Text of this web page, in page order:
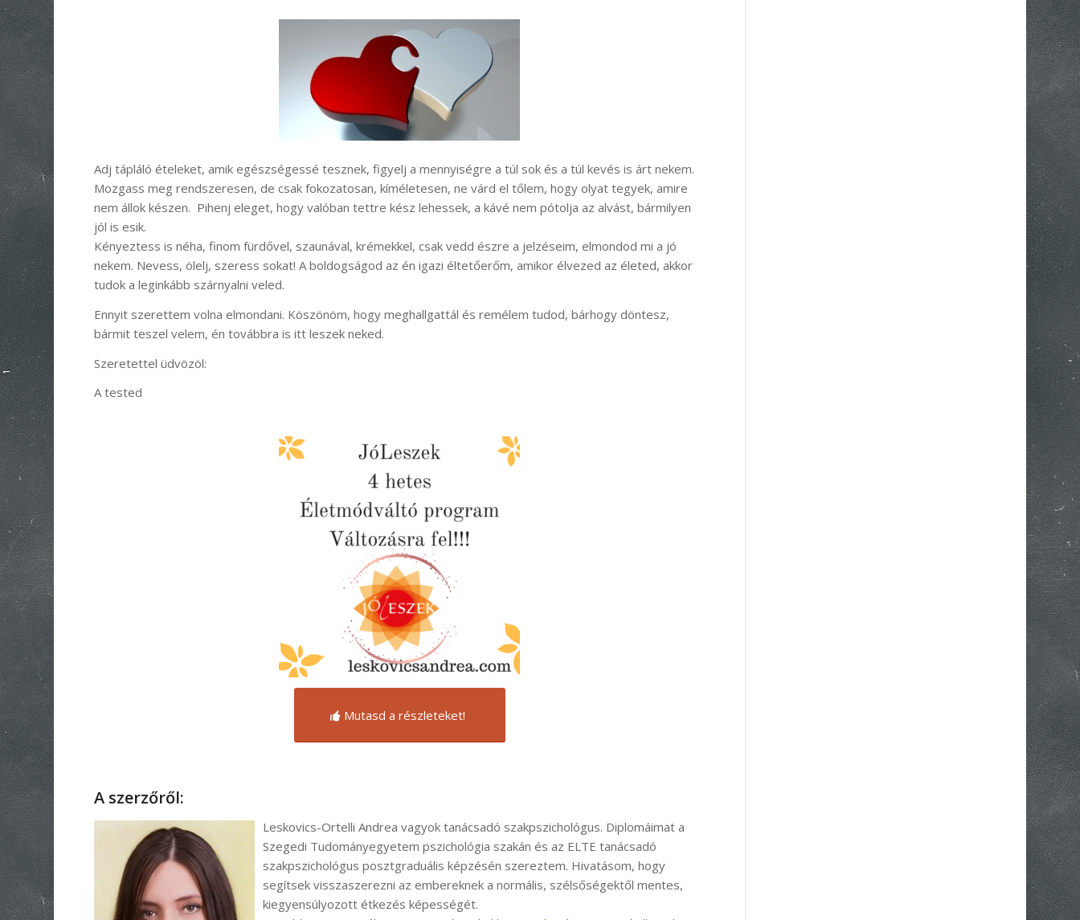
Adj tápláló ételeket, amik egészségessé tesznek, figyelj a mennyiségre a túl sok és a túl kevés is árt nekem.
Mozgass meg rendszeresen, de csak fokozatosan, kíméletesen, ne várd el tőlem, hogy olyat tegyek, amire
nem állok készen. Pihenj eleget, hogy valóban tettre kész lehessek, a kávé nem pótolja az alvást, bármilyen
jól is esik.
Kényeztess is néha, finom fürdővel, szaunával, krémekkel, csak vedd észre a jelzéseim, elmondod mi a jó
nekem. Nevess, ölelj, szeress sokat! A boldogságod az én igazi éltetőerőm, amikor élvezed az életed, akkor
tudok a leginkább szárnyalni veled.
Ennyit szerettem volna elmondani. Köszönöm, hogy meghallgattál és remélem tudod, bárhogy döntesz,
bármit teszel velem, én továbbra is itt leszek neked.
Szeretettel üdvözöl:
A tested
Mutasd a részleteket!
A szerzőről:
Leskovics-Ortelli Andrea vagyok tanácsadó szakpszichológus. Diplomáimat a
Szegedi Tudományegyetem pszichológia szakán és az ELTE tanácsadó
szakpszichológus posztgraduális képzésén szereztem. Hivatásom, hogy
segítsek visszaszerezni az embereknek a normális, szélsőségektől mentes,
kiegyensúlyozott étkezés képességét.